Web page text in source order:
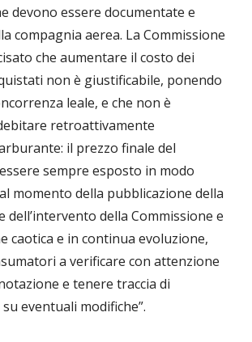
devono essere documentate e
compagnia aerea. La Commissione
che aumentare il costo dei
non è giustificabile, ponendo
leale, e che non è
retroattivamente
il prezzo finale del
sempre esposto in modo
momento della pubblicazione della
dell’intervento della Commissione e
caotica e in continua evoluzione,
a verificare con attenzione
e tenere traccia di
eventuali modifiche”.